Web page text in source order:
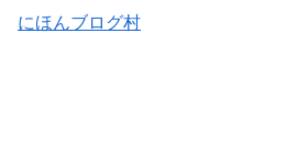
にほんブログ村